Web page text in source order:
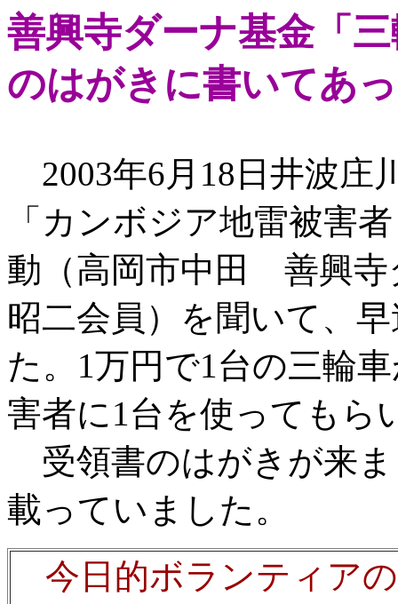
善興寺ダーナ基金「
のはがきに書いてあ
2003年6月18日井波庄
「カンボジア地雷被害
動（高岡市中田 善興
昭二会員）を聞いて、
た。1万円で1台の三輪
害者に1台を使ってもら
受領書のはがきが来
載っていました。
今日的ボランティア